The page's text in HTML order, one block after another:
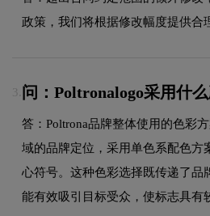
政策，我们将根据修改幅度提供合
3. 问：Poltronalogo采用什
答：Poltrona品牌整体使用的色彩
域的品牌定位，采用单色系配色方
心符号。这种色彩选择既传递了品
能有效吸引目标受众，使标志具有